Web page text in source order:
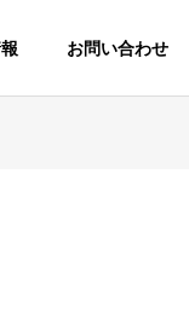
お問い合わせ